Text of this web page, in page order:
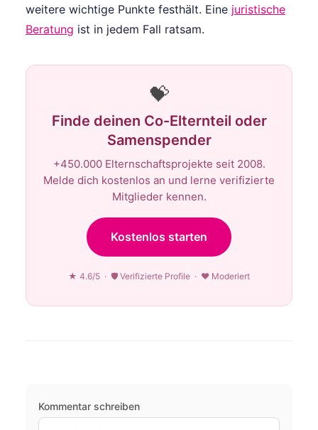
weitere wichtige Punkte festhält. Eine juristische
Beratung ist in jedem Fall ratsam.
💝
Finde deinen Co-Elternteil oder
Samenspender
+450.000 Elternschaftsprojekte seit 2008.
Melde dich kostenlos an und lerne verifizierte
Mitglieder kennen.
Kostenlos starten
★ 4.6/5 · 🛡 Verifizierte Profile · ♥ Moderiert
Kommentar schreiben